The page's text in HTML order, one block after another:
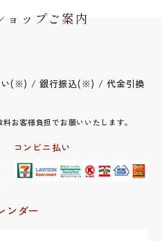
ョップご案内
い(※) / 銀行振込(※) / 代金引換
お客様負担でお願いいたします。
コンビニ払い
ンダー